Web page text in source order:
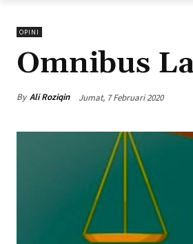
OPINI
Omnibus
By Ali Roziqin Jumat, 7 Februari 2020